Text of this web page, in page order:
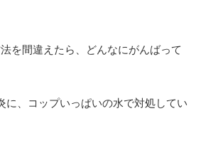
を間違えたら、どんなにがんばって
に、コップいっぱいの水で対処してい